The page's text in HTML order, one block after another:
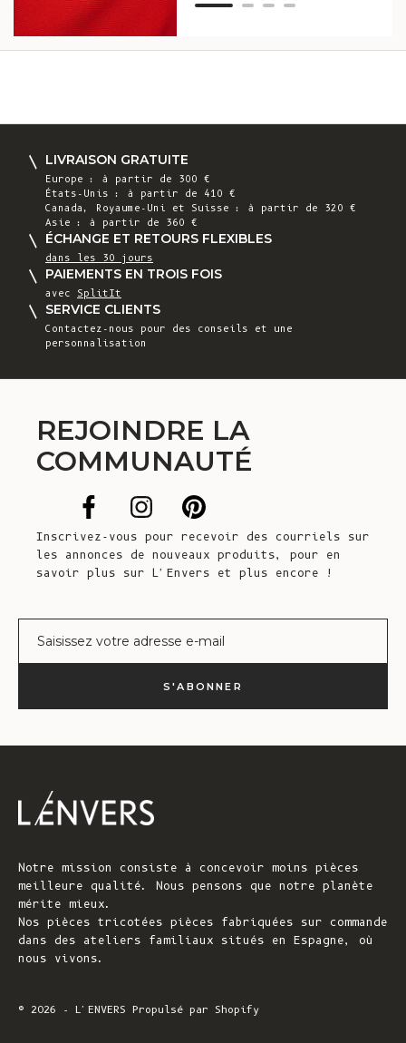
LIVRAISON GRATUITE
Europe : à partir de 300 €
États-Unis : à partir de 410 €
Canada, Royaume-Uni et Suisse : à partir de 320 €
Asie : à partir de 360 €
ÉCHANGE ET RETOURS FLEXIBLES
dans les 30 jours
PAIEMENTS EN TROIS FOIS
avec SplitIt
SERVICE CLIENTS
Contactez-nous pour des conseils et une
personnalisation
REJOINDRE LA
COMMUNAUTÉ
Inscrivez-vous pour recevoir des courriels sur
les annonces de nouveaux produits, pour en
savoir plus sur L'Envers et plus encore !
S'ABONNER
Notre mission consiste à concevoir moins pièces
meilleure qualité. Nous pensons que notre planète
mérite mieux.
Nos pièces tricotées pièces fabriquées sur commande
dans des ateliers familiaux situés en Espagne, où
nous vivons.
© 2026 - L'ENVERS Propulsé par Shopify